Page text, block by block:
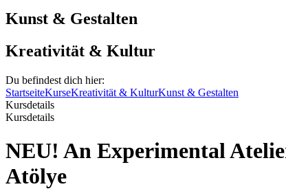
Kunst & Gestalten
Kreativität & Kultur
Du befindest dich hier:
StartseiteKurseKreativität & KulturKunst & Gestalten
Kursdetails
Kursdetails
NEU! An Experimental
Atölye